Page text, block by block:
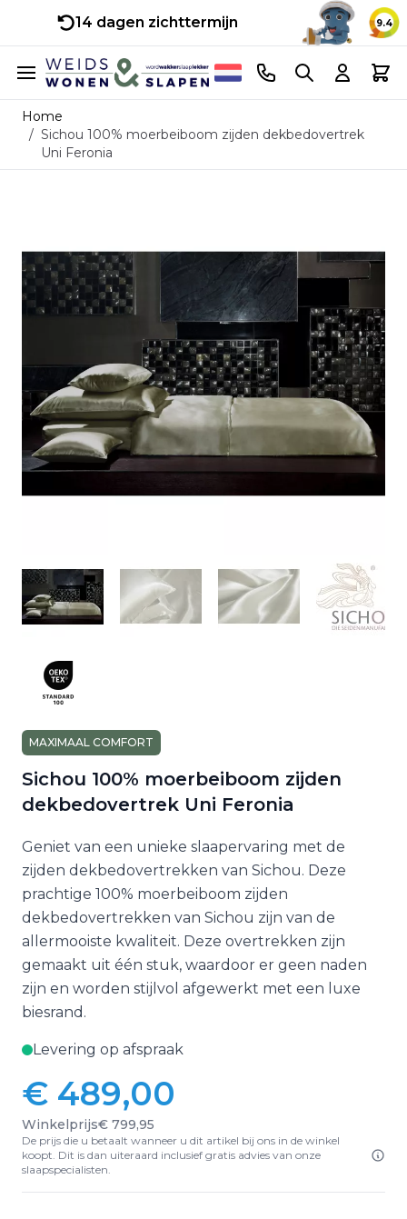
14 dagen zichttermijn 9.4
Ga naar de inhoud
Telefoonnummer
Search Cart
Home
/ Sichou 100% moerbeiboom zijden dekbedovertrek
Uni Feronia
MAXIMAAL COMFORT
Sichou 100% moerbeiboom zijden
dekbedovertrek Uni Feronia
Geniet van een unieke slaapervaring met de
zijden dekbedovertrekken van Sichou. Deze
prachtige 100% moerbeiboom zijden
dekbedovertrekken van Sichou zijn van de
allermooiste kwaliteit. Deze overtrekken zijn
gemaakt uit één stuk, waardoor er geen naden
zijn en worden stijlvol afgewerkt met een luxe
biesrand.
Levering op afspraak
Vanaf:
€ 489,00
Winkelprijs€ 799,95
De prijs die u betaalt wanneer u dit artikel bij ons in de winkel
koopt. Dit is dan uiteraard inclusief gratis advies van onze
slaapspecialisten.